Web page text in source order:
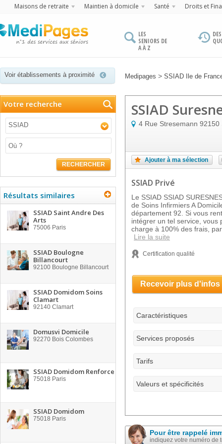
Maisons de retraite Maintien à domicile Santé Droits et
LES
SENIORS DE
A À Z
Voir établissements à proximité Medipages > SSIAD Ile de
Votre recherche
SSIAD
RECHERCHER
Résultats similaires
SSIAD Saint Andre Des
Arts
75006 Paris
SSIAD Boulogne
Billancourt
92100 Boulogne Billancourt
SSIAD Domidom Soins
Clamart
92140 Clamart
Domusvi Domicile
92270 Bois Colombes
SSIAD Domidom Renforce
75018 Paris
SSIAD Domidom
75018 Paris
SSIAD
4 Rue Stresemann 92150
Ajouter à ma sélection
SSIAD Privé
Le SSIAD SSIAD
de Soins Infirmiers A
département 92. Si vous
intégrer un tel service, vous
charge à 100% des frais,
Lire la suite
Certification qualité
Recevoir plus d'infos
Caractéristiques
Services proposés
Tarifs
Valeurs et spécificités
Pour être rappelé
indiquez votre numéro de